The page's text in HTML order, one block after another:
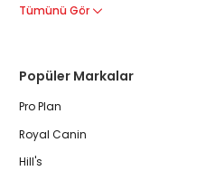
Tümünü Gör
Popüler Markalar
Pro Plan
Royal Canin
Hill's